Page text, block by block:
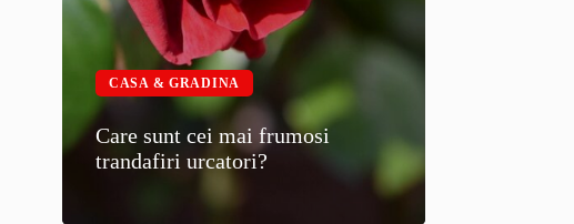
CASA & GRADINA
Care sunt cei mai frumosi
trandafiri urcatori?